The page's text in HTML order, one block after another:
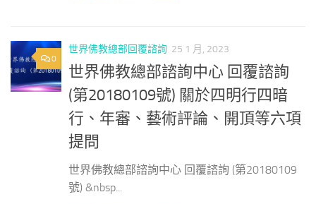
0
世界佛教總部回覆諮詢 25 1 月, 2023
世界佛教總部諮詢中心 回覆諮詢
(第20180109號) 關於四明行四暗
行、年審、藝術評論、開頂等六項
提問
世界佛教總部諮詢中心 回覆諮詢 (第20180109
號) &nbsp...